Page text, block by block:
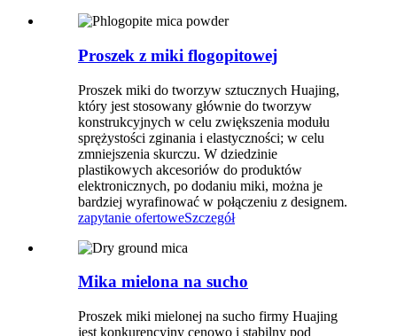
Proszek z miki flogopitowej
Proszek miki do tworzyw sztucznych Huajing,
który jest stosowany głównie do tworzyw
konstrukcyjnych w celu zwiększenia modułu
sprężystości zginania i elastyczności; w celu
zmniejszenia skurczu. W dziedzinie
plastikowych akcesoriów do produktów
elektronicznych, po dodaniu miki, można je
bardziej wyrafinować w połączeniu z designem.
zapytanie ofertoweSzczegół
Mika mielona na sucho
Proszek miki mielonej na sucho firmy Huajing
jest konkurencyjny cenowo i stabilny pod